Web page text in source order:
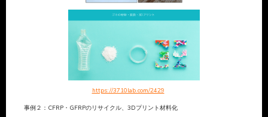
https://3710lab.com/2429
事例２：CFRP・GFRPのリサイクル、3Dプリント材料化